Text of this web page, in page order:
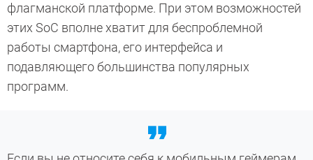
флагманской платформе. При этом возможностей
этих SoC вполне хватит для беспроблемной
работы смартфона, его интерфейса и
подавляющего большинства популярных
программ.